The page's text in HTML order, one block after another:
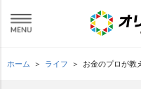
ホーム ライフ お金のプロが教